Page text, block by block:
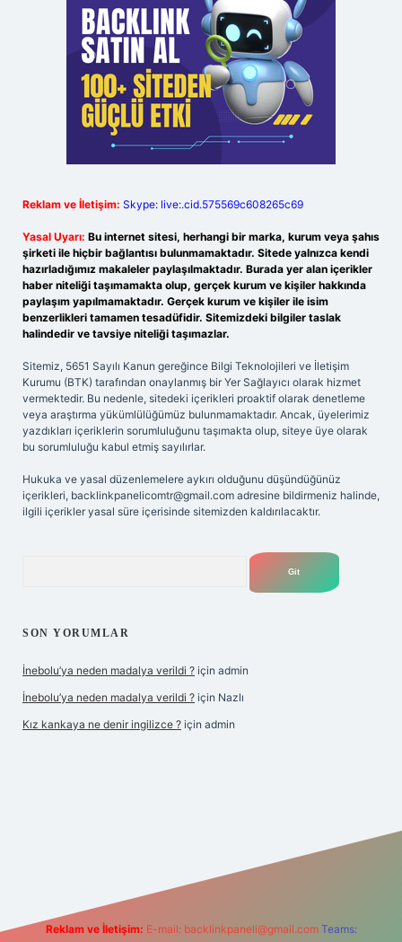
Reklam ve İletişim: Skype: live:.cid.575569c608265c69
Yasal Uyarı: Bu internet sitesi, herhangi bir marka, kurum veya şahıs
şirketi ile hiçbir bağlantısı bulunmamaktadır. Sitede yalnızca kendi
hazırladığımız makaleler paylaşılmaktadır. Burada yer alan içerikler
haber niteliği taşımamakta olup, gerçek kurum ve kişiler hakkında
paylaşım yapılmamaktadır. Gerçek kurum ve kişiler ile isim
benzerlikleri tamamen tesadüfidir. Sitemizdeki bilgiler taslak
halindedir ve tavsiye niteliği taşımazlar.
Sitemiz, 5651 Sayılı Kanun gereğince Bilgi Teknolojileri ve İletişim
Kurumu (BTK) tarafından onaylanmış bir Yer Sağlayıcı olarak hizmet
vermektedir. Bu nedenle, sitedeki içerikleri proaktif olarak denetleme
veya araştırma yükümlülüğümüz bulunmamaktadır. Ancak, üyelerimiz
yazdıkları içeriklerin sorumluluğunu taşımakta olup, siteye üye olarak
bu sorumluluğu kabul etmiş sayılırlar.
Hukuka ve yasal düzenlemelere aykırı olduğunu düşündüğünüz
içerikleri, backlinkpanelicomtr@gmail.com adresine bildirmeniz halinde,
ilgili içerikler yasal süre içerisinde sitemizden kaldırılacaktır.
SON YORUMLAR
İnebolu’ya neden madalya verildi ? için admin
İnebolu’ya neden madalya verildi ? için Nazlı
Kız kankaya ne denir ingilizce ? için admin
Reklam ve İletişim: E-mail: backlinkpaneli@gmail.com Teams: